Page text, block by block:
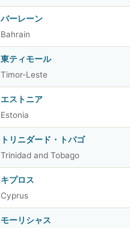
バーレーン
Bahrain
東ティモール
Timor-Leste
エストニア
Estonia
トリニダード・トバゴ
Trinidad and Tobago
キプロス
Cyprus
モーリシャス